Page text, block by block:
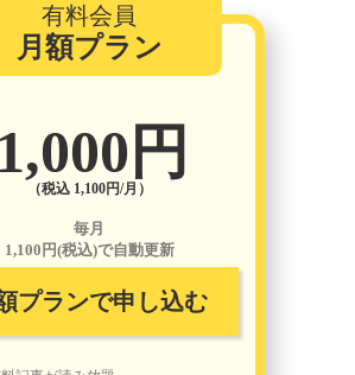
有料会員
月額プラン
1,000円
（税込 1,100円/月）
毎月
1,100円(税込)で自動更新
プランで申し込む